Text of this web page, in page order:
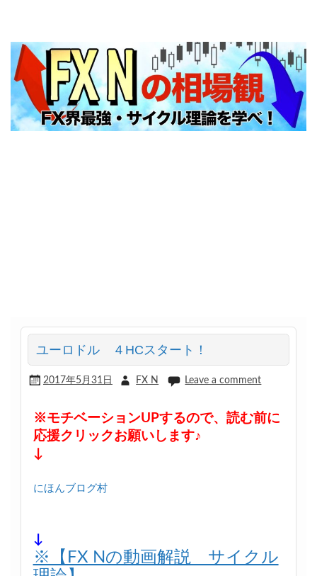
ユーロドル ４HCスタート！
2017年5月31日 FX N Leave a comment
※モチベーションUPするので、読む前に
応援クリックお願いします♪
↓
にほんブログ村
↓
※【FX Nの動画解説 サイクル